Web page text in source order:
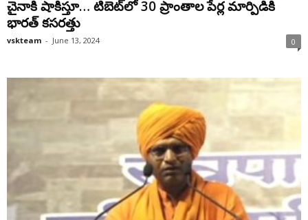
చైనాకి షాకిస్తూ… టిబెట్‌లో 30 ప్రాంతాల పేర్ల మార్పిడికి
భారత్ కసరత్తు
vskteam - June 13, 2024 0